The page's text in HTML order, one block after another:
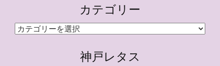
カテゴリー
カ
神戸レタス